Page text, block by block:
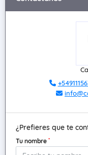
¿Prefieres que te
Tu nombre *